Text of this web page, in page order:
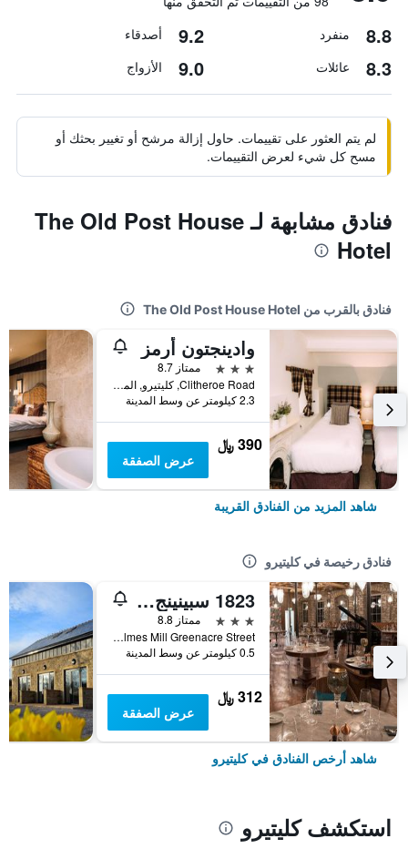
8.8 منفرد 9.2 أصدقاء
8.3 عائلات 9.0 الأزواج
لم يتم العثور على تقييمات. حاول إزالة مرشح أو تغيير بحثك أو
مسح كل شيء لعرض التقييمات.
فنادق مشابهة لـ The Old Post House
Hotel
فنادق بالقرب من The Old Post House Hotel
وادينجتون أرمز
3 نجوم
ممتاز 8.7
Clitheroe Road, كليتيرو, المملكة المتحدة
2.3 كيلومتر عن وسط المدينة
390 ﷼
عرض الصفقة
شاهد المزيد من الفنادق القريبة
فنادق رخيصة في كليتيرو
1823 سبينينج بلوك
3 نجوم
ممتاز 8.8
Holmes Mill Greenacre Street, كليتيرو, المملكة المتحدة
0.5 كيلومتر عن وسط المدينة
312 ﷼
عرض الصفقة
شاهد أرخص الفنادق في كليتيرو
استكشف كليتيرو